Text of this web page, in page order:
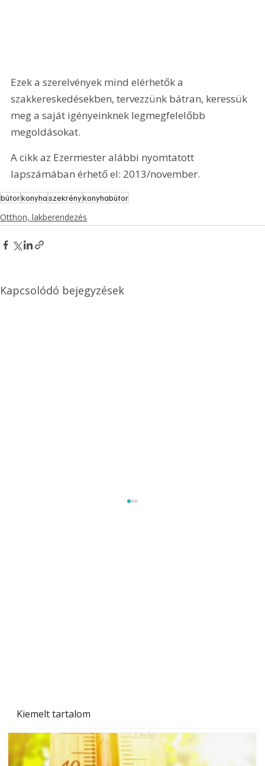
Kiemelt tartalom
Ezek a szerelvények mind elérhetők a
szakkereskedésekben, tervezzünk bátran, keressük
meg a saját igényeinknek legmegfelelőbb
megoldásokat.
A cikk az Ezermester alábbi nyomtatott
lapszámában érhető el: 2013/november.
bútorkonyhaszekrénykonyhabútor
Otthon, lakberendezés
Kapcsolódó bejegyzések